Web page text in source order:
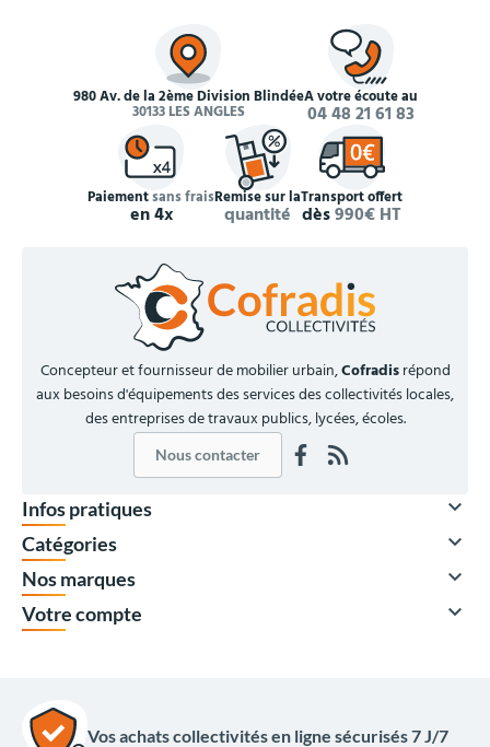
980 Av. de la 2ème Division Blindée
30133 LES ANGLES
À votre écoute au
04 48 21 61 83
Paiementsans frais
en 4x
Remise sur la
quantité
Transport offert
dès990€ HT
Concepteur et fournisseur de mobilier urbain,Cofradisrépond
aux besoins d'équipements des services des collectivités locales,
des entreprises de travaux publics, lycées, écoles.
Nous contacter
Infos pratiques 
Catégories 
Nos marques 
Votre compte 
Vos achats collectivités en ligne sécurisés 7 J/7